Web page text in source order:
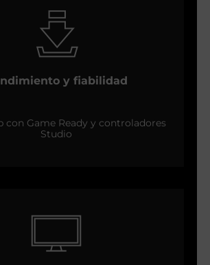
y fiabilidad
con Game Ready y controladores
Studio